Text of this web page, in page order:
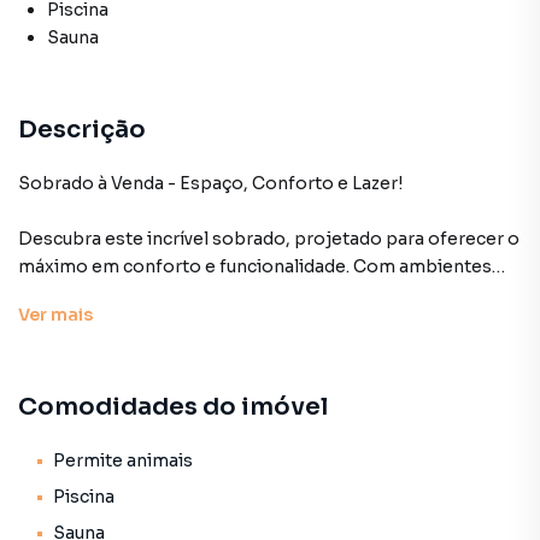
Piscina
Sauna
Descrição
Sobrado à Venda - Espaço, Conforto e Lazer!
Descubra este incrível sobrado, projetado para oferecer o
máximo em conforto e funcionalidade. Com ambientes
para quem valoriza qualidade de vida. Confira os detalhes:
versátil, ideal para receber amigos e familiares.
preparar deliciosas refeições.
- *4 Vagas de Garagem:* Garantindo segurança e
Ver mais
Comodidades do imóvel
Permite animais
Piscina
Sauna